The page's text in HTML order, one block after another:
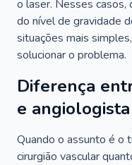
o laser. Nesses
do nível de gravidade
situações mais
solucionar o problema.
Diferença
e angiologista
Quando o assunto é o
cirurgião vascular